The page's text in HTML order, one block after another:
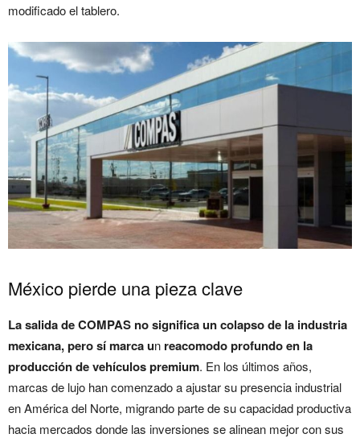
modificado el tablero.
México pierde una pieza clave
La salida de COMPAS no significa un colapso de la industria
mexicana, pero sí marca un reacomodo profundo en la
producción de vehículos premium. En los últimos años,
marcas de lujo han comenzado a ajustar su presencia industrial
en América del Norte, migrando parte de su capacidad productiva
hacia mercados donde las inversiones se alinean mejor con sus